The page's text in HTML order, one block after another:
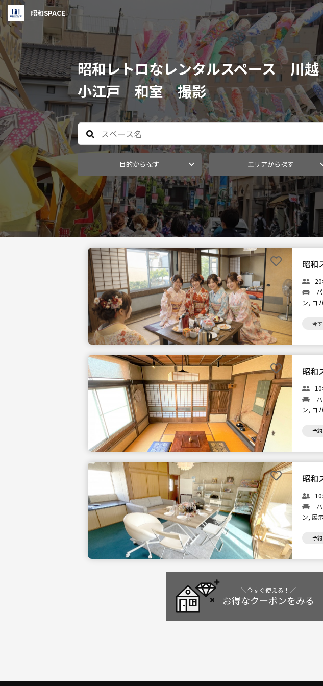
昭和レトロなレンタルスペース 川越
小江戸 和室 撮影
目的から探す エリアから探す
昭和SPACE
昭和
ン, ヨ
今
昭和
ン, ヨ
予
昭和
ン, 展
予
＼今すぐ使える！／
お得なクーポンをみる